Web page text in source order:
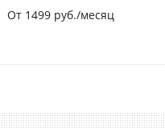
От 1499 руб./месяц